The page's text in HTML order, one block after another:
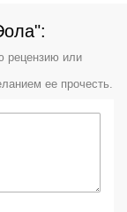
рецензию или
ее прочесть.